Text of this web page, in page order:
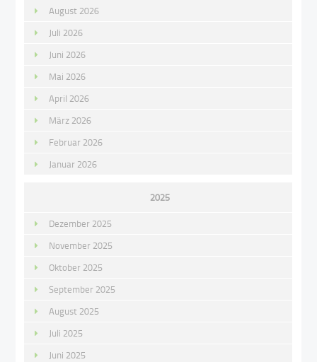
August 2026
Juli 2026
Juni 2026
Mai 2026
April 2026
März 2026
Februar 2026
Januar 2026
2025
Dezember 2025
November 2025
Oktober 2025
September 2025
August 2025
Juli 2025
Juni 2025